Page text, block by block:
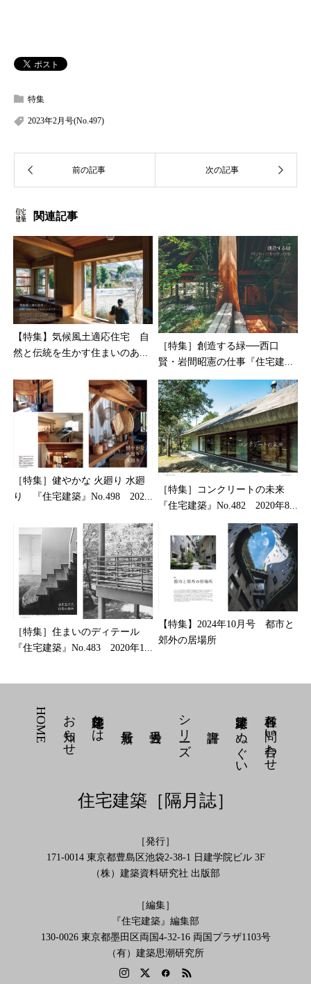
特集
2023年2月号(No.497)
関連記事
【特集】気候風土適応住宅 自
然と伝統を生かす住まいのあ...
［特集］創造する緑──西口
賢・岩間昭憲の仕事『住宅建...
［特集］健やかな 火廻り 水廻
り 『住宅建築』No.498 202...
［特集］コンクリートの未来
『住宅建築』No.482 2020年8...
［特集］住まいのディテール
『住宅建築』No.483 2020年1...
【特集】2024年10月号 都市と
郊外の居場所
各種お問い合わせ
建築家 てぬぐい
シリーズ
住宅建築とは
お知らせ
HOME
住宅建築［隔月誌］
［発行］
171-0014 東京都豊島区池袋2-38-1 日建学院ビル 3F
（株）建築資料研究社 出版部
［編集］
『住宅建築』編集部
130-0026 東京都墨田区両国4-32-16 両国プラザ1103号
（有）建築思潮研究所